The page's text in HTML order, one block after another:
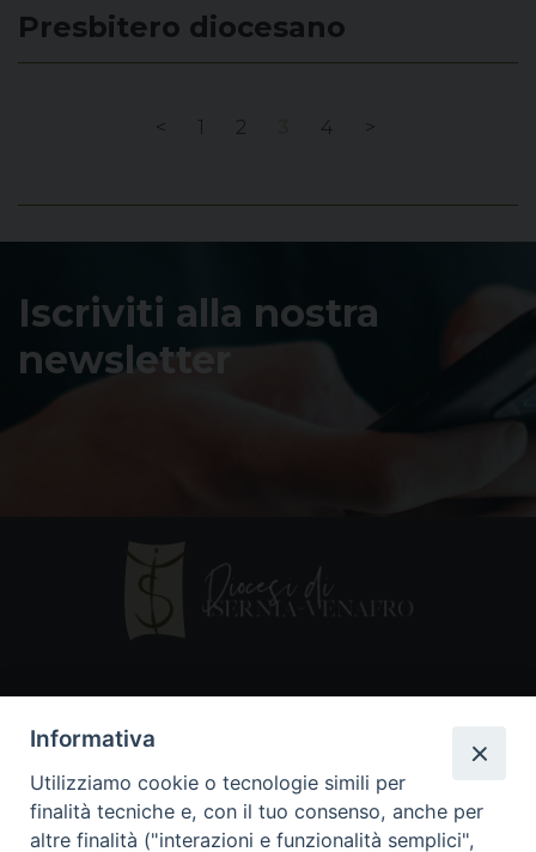
Presbitero diocesano
< 1 2 4 >
Iscriviti alla nostra
newsletter
86170 Isernia
086550849
Informativa
Utilizziamo cookie o tecnologie simili per
finalità tecniche e, con il tuo consenso, anche per
altre finalità ("interazioni e funzionalità semplici",